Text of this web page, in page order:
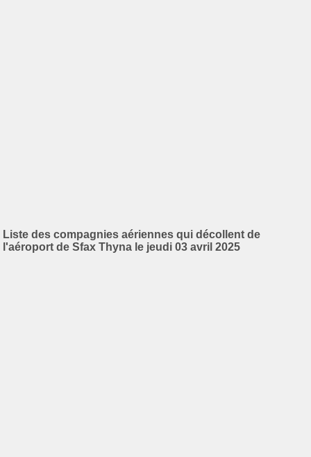
Liste des compagnies aériennes qui décollent de
l'aéroport de Sfax Thyna le jeudi 03 avril 2025